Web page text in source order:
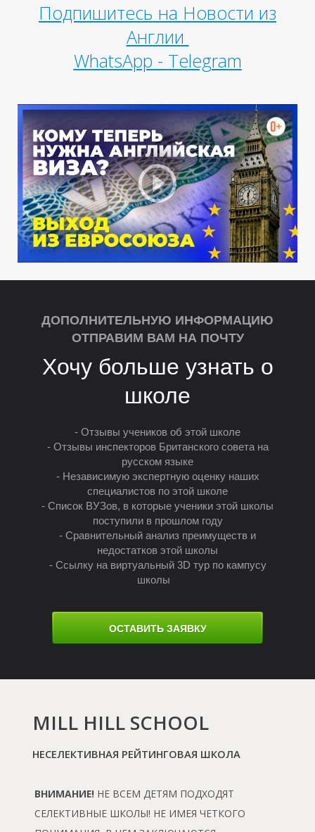
М
Ы
Подпишитесь на Новости из
Англии
WhatsApp - Telegram
ДОПОЛНИТЕЛЬНУЮ ИНФОРМАЦИЮ
ОТПРАВИМ ВАМ НА ПОЧТУ
Хочу больше узнать о
школе
- Отзывы учеников об этой школе
- Отзывы инспекторов Британского совета на
русском языке
- Независимую экспертную оценку наших
специалистов по этой школе
- Список ВУЗов, в которые ученики этой школы
поступили в прошлом году
- Сравнительный анализ преимуществ и
недостатков этой школы
- Ссылку на виртуальный 3D тур по кампусу
школы
ОСТАВИТЬ ЗАЯВКУ
MILL HILL SCHOOL
НЕСЕЛЕКТИВНАЯ РЕЙТИНГОВАЯ ШКОЛА
ВНИМАНИЕ! НЕ ВСЕМ ДЕТЯМ ПОДХОДЯТ
СЕЛЕКТИВНЫЕ ШКОЛЫ! НЕ ИМЕЯ ЧЕТКОГО